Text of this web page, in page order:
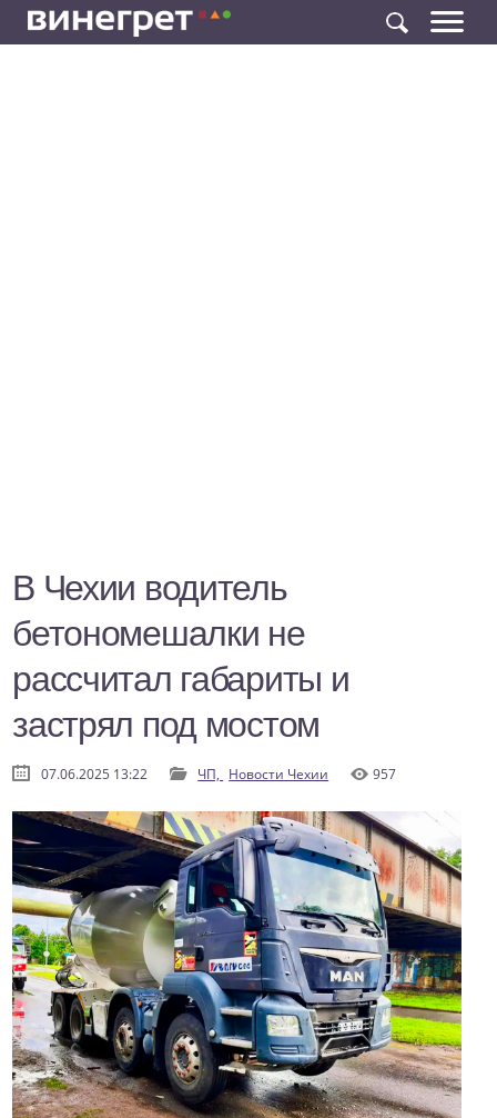
В Чехии водитель
бетономешалки не
рассчитал габариты и
застрял под мостом
07.06.2025 13:22 ЧП, Новости Чехии 957